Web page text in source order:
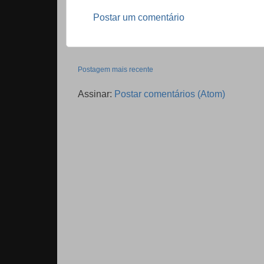
Postar um comentário
Postagem mais recente
Assinar: Postar comentários (Atom)